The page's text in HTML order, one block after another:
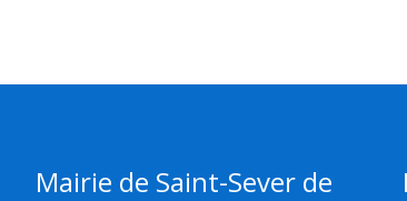
Mairie de Saint-Sever de